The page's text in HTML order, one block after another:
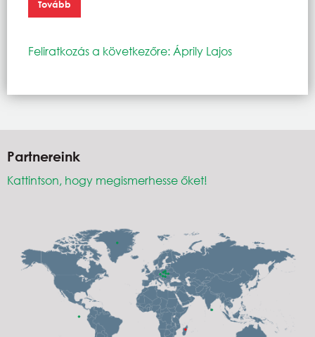
Tovább
Feliratkozás a következőre: Áprily Lajos
Partnereink
Kattintson, hogy megismerhesse őket!